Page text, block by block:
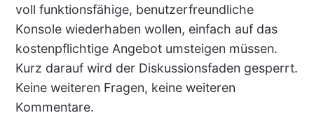
voll funktionsfähige, benutzerfreundliche
Konsole wiederhaben wollen, einfach auf das
kostenpflichtige Angebot umsteigen müssen.
Kurz darauf wird der Diskussionsfaden gesperrt.
Keine weiteren Fragen, keine weiteren
Kommentare.